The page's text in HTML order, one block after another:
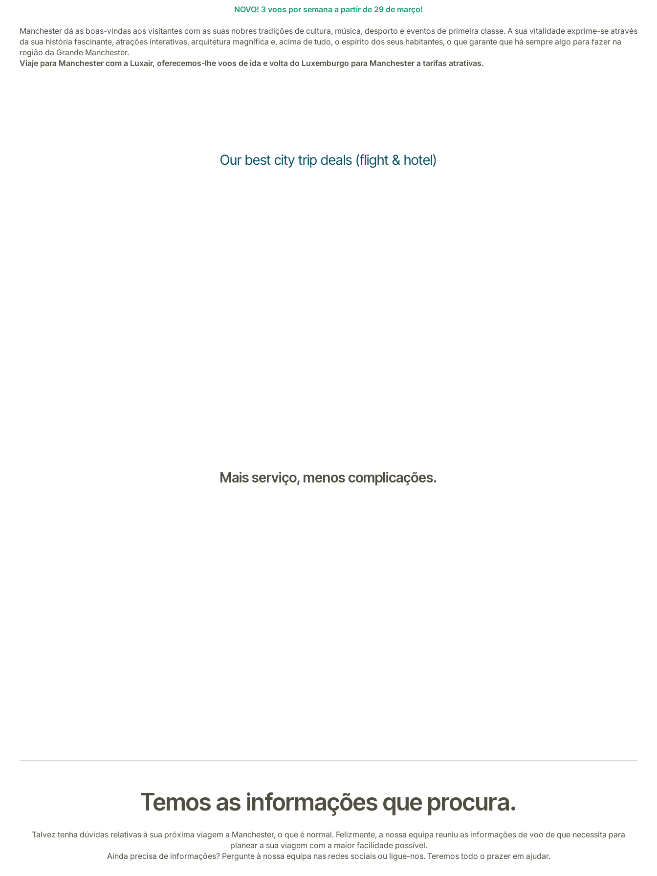
NOVO! 3 voos por semana a partir de 29 de março!
Manchester dá as boas-vindas aos visitantes com as suas nobres tradições de cultura, música, desporto e eventos de primeira classe. A sua vitalidade exprime-se através
da sua história fascinante, atrações interativas, arquitetura magnífica e, acima de tudo, o espírito dos seus habitantes, o que garante que há sempre algo para fazer na
região da Grande Manchester.
Viaje para Manchester com a Luxair, oferecemos-lhe voos de ida e volta do Luxemburgo para Manchester a tarifas atrativas.
Our best city trip deals (flight & hotel)
Mais serviço, menos complicações.
Temos as informações que procura.
Talvez tenha dúvidas relativas à sua próxima viagem a Manchester, o que é normal. Felizmente, a nossa equipa reuniu as informações de voo de que necessita para
planear a sua viagem com a maior facilidade possível.
Ainda precisa de informações? Pergunte à nossa equipa nas redes sociais ou ligue-nos. Teremos todo o prazer em ajudar.